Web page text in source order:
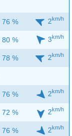
76 % 2km/h
80 % 3km/h
78 % 2km/h
76 % 2km/h
72 % 2km/h
76 % 2km/h